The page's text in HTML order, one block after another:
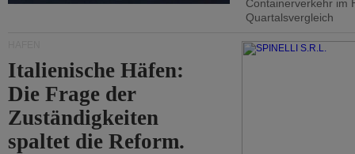
Containerverkehr im
Quartalsvergleich
Italienische Häfen:
Die Frage der
Zuständigkeiten
spaltet die Reform.